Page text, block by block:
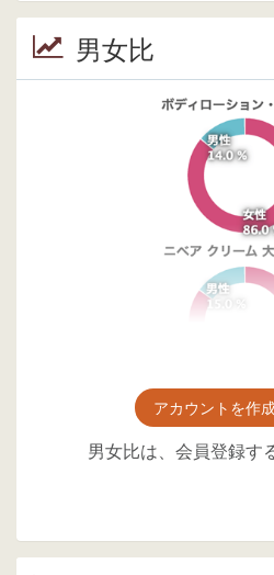
男女比
アカウントを作
男女比は、会員登録す